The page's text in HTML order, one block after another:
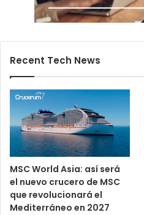
Recent Tech News
MSC World Asia: así será
el nuevo crucero de MSC
que revolucionará el
Mediterráneo en 2027